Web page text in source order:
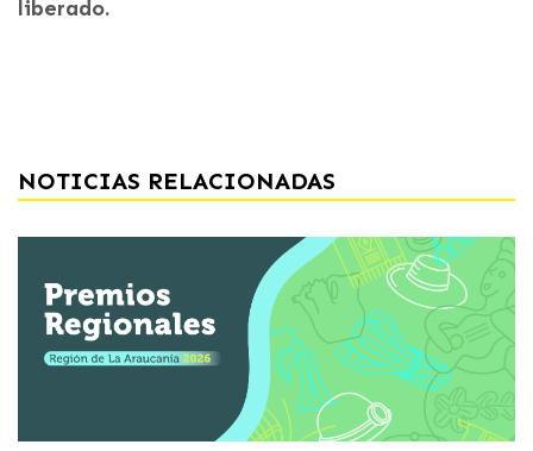
liberado.
NOTICIAS RELACIONADAS